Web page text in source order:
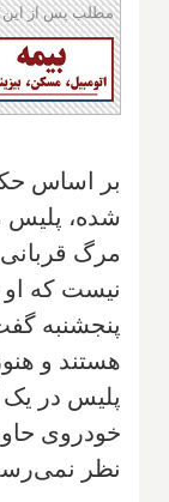
مطلب پس از این
بر اساس
شده،
نیست که
پنجشنبه
هستند و
پلیس در
خودروی
نظر